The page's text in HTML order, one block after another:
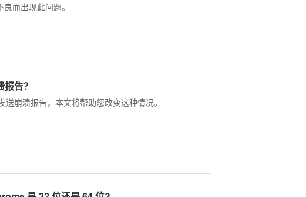
而出现此问题。
告？
崩溃报告，本文将帮助您改变这种情况。